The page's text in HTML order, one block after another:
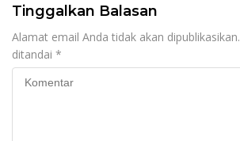
Tinggalkan Balasan
Alamat email Anda tidak akan dipublikasikan.
ditandai *